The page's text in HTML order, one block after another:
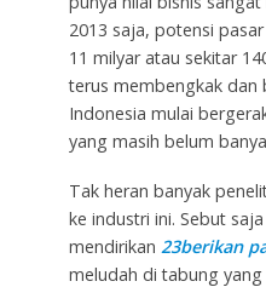
2013 saja, potensi
11 milyar atau sekitar
terus membengkak dan
Indonesia mulai
yang masih belum
Tak heran banyak
ke industri ini. Sebut saja
mendirikan 23berikan
meludah di tabung